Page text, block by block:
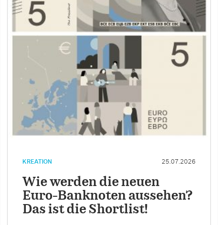
KREATION 25.07.2026
Wie werden die neuen
Euro-Banknoten aussehen?
Das ist die Shortlist!